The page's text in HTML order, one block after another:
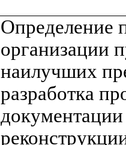
Определение
организации
наилучших
разработка